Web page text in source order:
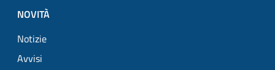
NOVITÀ
Notizie
Avvisi